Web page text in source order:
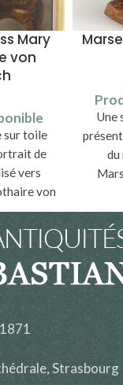
Mary
von
sur toile
de
vers
von
1930).
Une
du
Strasbourg